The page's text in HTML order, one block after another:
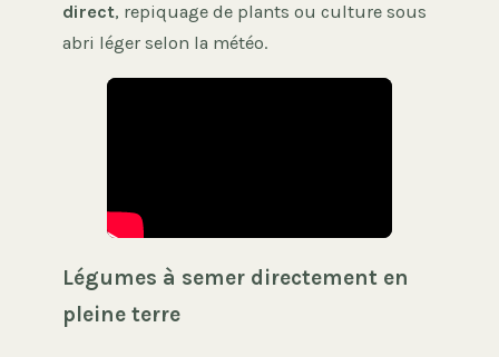
direct, repiquage de plants ou culture sous
abri léger selon la météo.
Légumes à semer directement en
pleine terre